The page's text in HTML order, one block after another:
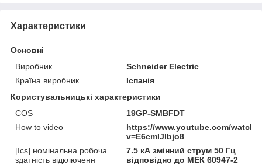
Характеристики
Основні
Виробник
Schneider Electric
Країна виробник
Іспанія
Користувальницькі характеристики
COS
19GP-SMBFDT
How to video
https://www.youtube.com/watch?
v=E6cmIJlbjo8
[Ics] номінальна робоча
здатність відключенн
7.5 кА змінний струм 50 Гц
відповідно до МЕК 60947-2